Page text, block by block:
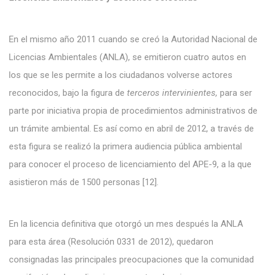
En el mismo año 2011 cuando se creó la Autoridad Nacional de
Licencias Ambientales (ANLA), se emitieron cuatro autos en
los que se les permite a los ciudadanos volverse actores
reconocidos, bajo la figura de terceros intervinientes, para ser
parte por iniciativa propia de procedimientos administrativos de
un trámite ambiental. Es así como en abril de 2012, a través de
esta figura se realizó la primera audiencia pública ambiental
para conocer el proceso de licenciamiento del APE-9, a la que
asistieron más de 1500 personas [12].
En la licencia definitiva que otorgó un mes después la ANLA
para esta área (Resolución 0331 de 2012), quedaron
consignadas las principales preocupaciones que la comunidad